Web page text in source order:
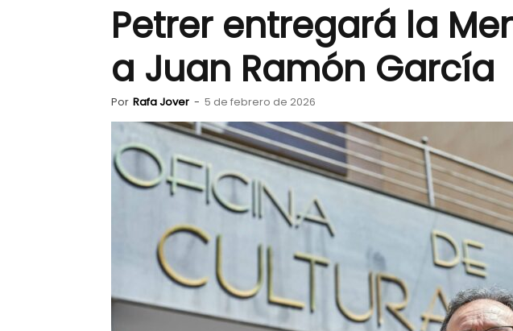
Petrer entregará la
a Juan Ramón García
Por Rafa Jover - 5 de febrero de 2026